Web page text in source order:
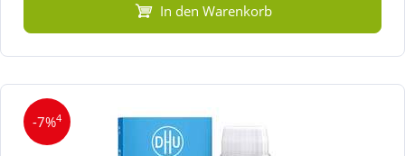
In den Warenkorb
-7%4